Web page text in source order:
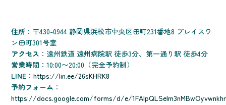
住所 ：〒430-0944 静岡県浜松市中央区田町231番地8 プレイスワ
ン田町301号室
アクセス ：遠州鉄道 遠州病院駅 徒歩3分、第一通り駅 徒歩4分
営業時間 ：10:00〜20:00（完全予約制）
LINE ：https://lin.ee/26sKHRK8
予約フォーム ：
https://docs.google.com/forms/d/e/